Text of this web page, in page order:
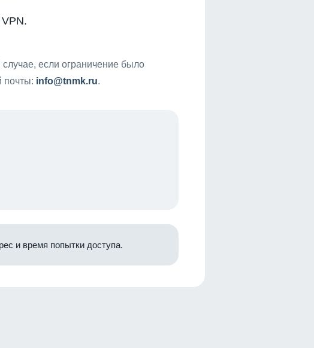
если ограничение было
почты: info@tnmk.ru.
и время попытки доступа.